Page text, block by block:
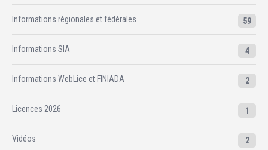
Informations régionales et fédérales 59
Informations SIA 4
Informations WebLice et FINIADA 2
Licences 2026 1
Vidéos 2